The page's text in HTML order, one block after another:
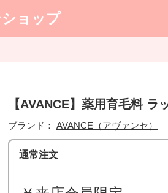
ョップ
【AVANCE】薬用育毛料 ラ
ブランド： AVANCE（アヴァンセ）
通常注文